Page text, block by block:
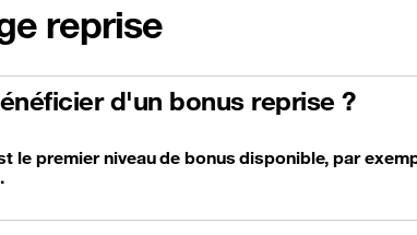
reprise
d'un bonus reprise ?
premier niveau de bonus disponible, par